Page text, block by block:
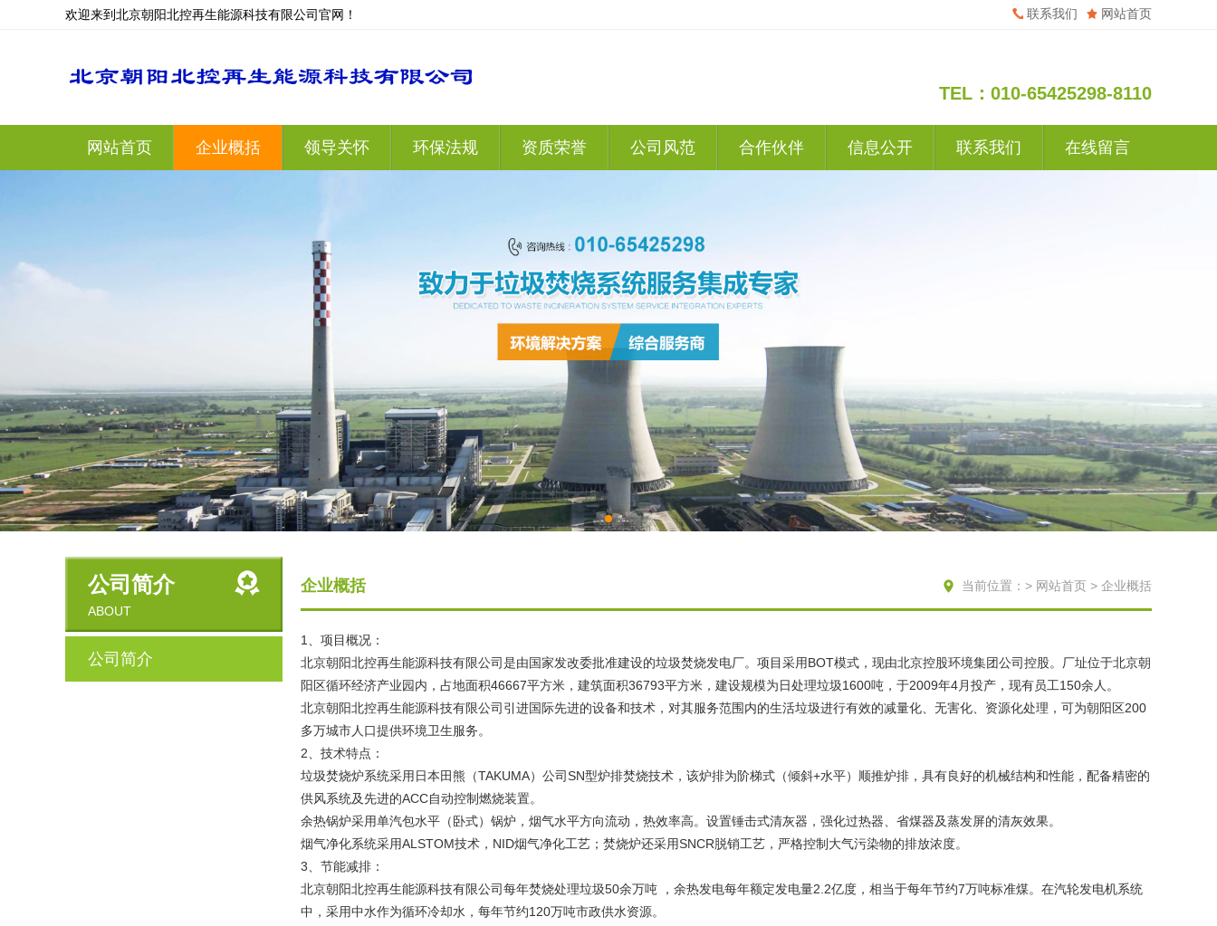
欢迎来到北京朝阳北控再生能源科技有限公司官网！ 联系我们 网站首页
TEL：010-65425298-8110
网站首页 企业概括 领导关怀 环保法规 资质荣誉 公司风范 合作伙伴 信息公开 联系我们 在线留言
公司简介
ABOUT
公司简介
企业概括 当前位置：> 网站首页 > 企业概括
1、项目概况：
北京朝阳北控再生能源科技有限公司是由国家发改委批准建设的垃圾焚烧发电厂。项目采用BOT模式，现由北京控股环境集团公司控股。厂址位于北京朝
阳区循环经济产业园内，占地面积46667平方米，建筑面积36793平方米，建设规模为日处理垃圾1600吨，于2009年4月投产，现有员工150余人。
北京朝阳北控再生能源科技有限公司引进国际先进的设备和技术，对其服务范围内的生活垃圾进行有效的减量化、无害化、资源化处理，可为朝阳区200
多万城市人口提供环境卫生服务。
2、技术特点：
垃圾焚烧炉系统采用日本田熊（TAKUMA）公司SN型炉排焚烧技术，该炉排为阶梯式（倾斜+水平）顺推炉排，具有良好的机械结构和性能，配备精密的
供风系统及先进的ACC自动控制燃烧装置。
余热锅炉采用单汽包水平（卧式）锅炉，烟气水平方向流动，热效率高。设置锤击式清灰器，强化过热器、省煤器及蒸发屏的清灰效果。
烟气净化系统采用ALSTOM技术，NID烟气净化工艺；焚烧炉还采用SNCR脱销工艺，严格控制大气污染物的排放浓度。
3、节能减排：
北京朝阳北控再生能源科技有限公司每年焚烧处理垃圾50余万吨 ，余热发电每年额定发电量2.2亿度，相当于每年节约7万吨标准煤。在汽轮发电机系统
中，采用中水作为循环冷却水，每年节约120万吨市政供水资源。